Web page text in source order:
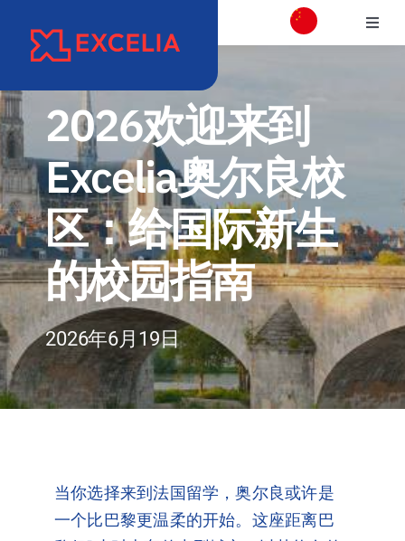
切
换
校区介绍
学院
项目专业介绍
国际交流合作
职业发展和校友会
学校新闻
2026欢迎来到
Excelia奥尔良校
区：给国际新生
的校园指南
2026年6月19日
当你选择来到法国留学，奥尔良或许是
一个比巴黎更温柔的开始。这座距离巴